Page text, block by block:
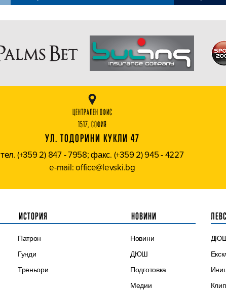
ЦЕНТРАЛЕН ОФИС
1517, СОФИЯ
УЛ. ТОДОРИНИ КУКЛИ 47
тел. (+359 2) 847 - 7958; факс. (+359 2) 945 - 4227
e-mail: office@levski.bg
ИСТОРИЯ
Патрон
Гунди
Треньори
НОВИНИ
Новини
ДЮШ
Подготовка
Медии